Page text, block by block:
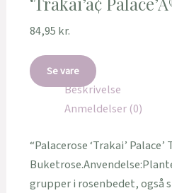
84,95 kr.
Se vare
Beskrivelse
Anmeldelser (0)
“Palacerose ‘Trakai’ Palace’
grupper i rosenbedet, også